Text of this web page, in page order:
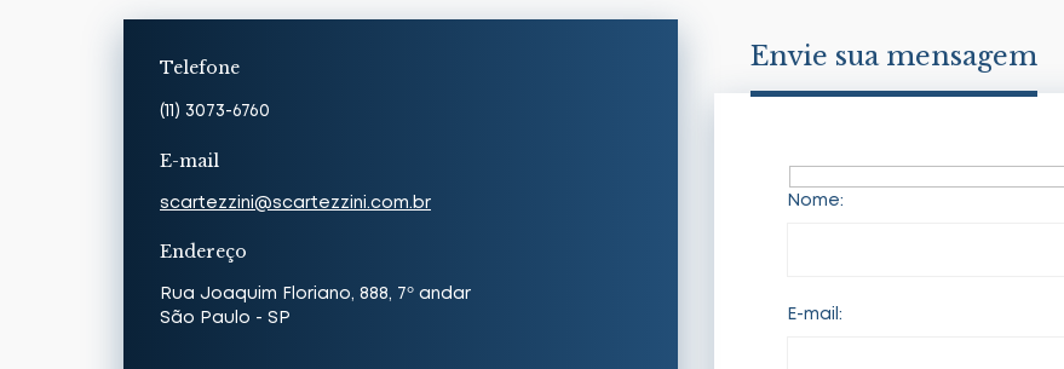
Telefone
(11) 3073-6760
E-mail
scartezzini@scartezzini.com.br
Endereço
Rua Joaquim Floriano, 888, 7º andar
São Paulo - SP
Envie sua mensagem
Nome:
E-mail: